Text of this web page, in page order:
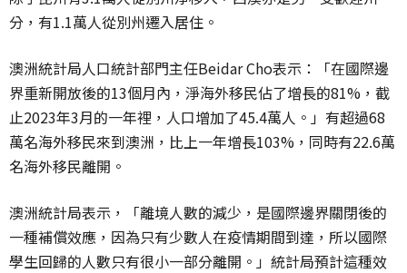
分，有1.1萬人從別州遷入居住。
澳洲統計局人口統計部門主任Beidar Cho表示：「在國際邊
界重新開放後的13個月內，淨海外移民佔了增長的81%，截
止2023年3月的一年裡，人口增加了45.4萬人。」有超過68
萬名海外移民來到澳洲，比上一年增長103%，同時有22.6萬
名海外移民離開。
澳洲統計局表示，「離境人數的減少，是國際邊界關閉後的
一種補償效應，因為只有少數人在疫情期間到達，所以國際
學生回歸的人數只有很小一部分離開。」統計局預計這種效